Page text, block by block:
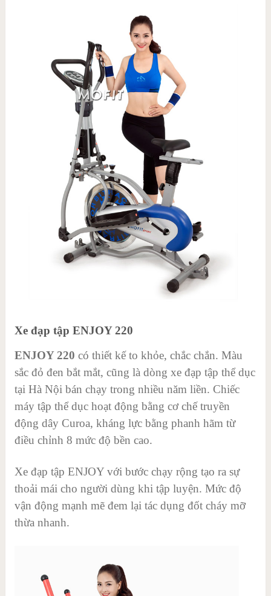
Xe đạp tập ENJOY 220
ENJOY 220 có thiết kế to khỏe, chắc chắn. Màu
sắc đỏ đen bắt mắt, cũng là dòng xe đạp tập thể dục
tại Hà Nội bán chạy trong nhiều năm liền. Chiếc
máy tập thể dục hoạt động bằng cơ chế truyền
động dây Curoa, kháng lực bằng phanh hãm từ
điều chỉnh 8 mức độ bền cao.
Xe đạp tập ENJOY với bước chạy rộng tạo ra sự
thoải mái cho người dùng khi tập luyện. Mức độ
vận động mạnh mẽ đem lại tác dụng đốt cháy mỡ
thừa nhanh.